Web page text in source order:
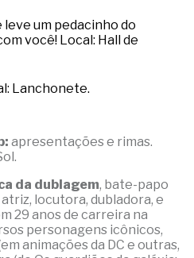
leve um pedacinho do
você! Local: Hall de
Lanchonete.
apresentações e rimas.
da dublagem, bate-papo
locutora, dubladora, e
29 anos de carreira na
personagens icônicos,
animações da DC e outras,